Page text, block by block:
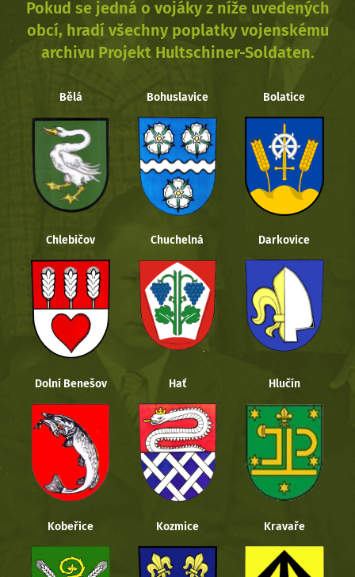
Pokud se jedná o vojáky z níže uvedených
obcí, hradí všechny poplatky vojenskému
archivu Projekt Hultschiner-Soldaten.
Bělá Bohuslavice Bolatice
Chlebičov Chuchelná Darkovice
Dolní Benešov Hať Hlučín
Kobeřice Kozmice Kravaře